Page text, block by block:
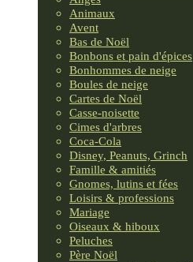
Animaux
Avent
Bas de Noël
Bonbons et pain d'épices
Bonhommes de neige
Boules de neige
Cartes de Noël
Casse-noisette
Cimes d'arbres
Coca-Cola
Disney, Peanuts, Grinch
Famille & amitiés
Gnomes, lutins et fées
Loisirs & professions
Mariage
Oiseaux & hiboux
Peluches
Père Noël